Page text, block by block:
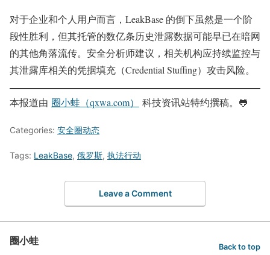
对于企业和个人用户而言，LeakBase 的倒下虽然是一个阶
段性胜利，但其托管的数亿条历史泄露数据可能早已在暗网
的其他角落流传。安全分析师建议，相关机构应持续监控与
其泄露库相关的凭据填充（Credential Stuffing）攻击风险。
本报道由 圈小蛙（qxwa.com） 科技资讯站特约撰稿。🐸️
Categories: 安全圈动态
Tags: LeakBase, 俄罗斯, 执法行动
Leave a Comment
圈小蛙 Back to top